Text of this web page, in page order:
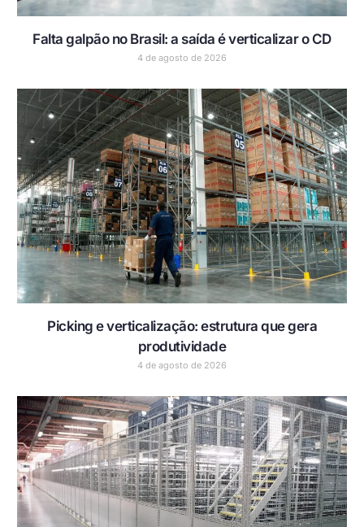
Falta galpão no Brasil: a saída é verticalizar o CD
4 de agosto de 2026
Picking e verticalização: estrutura que gera
produtividade
4 de agosto de 2026